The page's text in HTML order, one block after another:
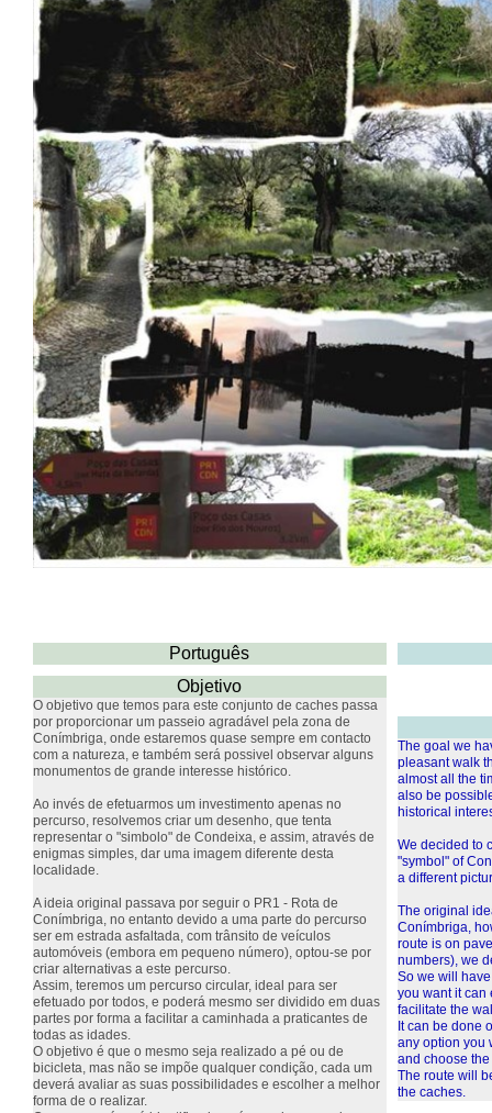
Português
Objetivo
O objetivo que temos para este conjunto de caches passa
por proporcionar um passeio agradável pela zona de
Conímbriga, onde estaremos quase sempre em contacto
com a natureza, e também será possivel observar alguns
monumentos de grande interesse histórico.
Ao invés de efetuarmos um investimento apenas no
percurso, resolvemos criar um desenho, que tenta
representar o "simbolo" de Condeixa, e assim, através de
enigmas simples, dar uma imagem diferente desta
localidade.
A ideia original passava por seguir o PR1 - Rota de
Conímbriga, no entanto devido a uma parte do percurso
ser em estrada asfaltada, com trânsito de veículos
automóveis (embora em pequeno número), optou-se por
criar alternativas a este percurso.
Assim, teremos um percurso circular, ideal para ser
efetuado por todos, e poderá mesmo ser dividido em duas
partes por forma a facilitar a caminhada a praticantes de
todas as idades.
O objetivo é que o mesmo seja realizado a pé ou de
bicicleta, mas não se impõe qualquer condição, cada um
deverá avaliar as suas possibilidades e escolher a melhor
forma de o realizar.
The goal we
pleasant walk
almost all the
also be
historical
We decided to
"symbol" of
a different
The original
Conímbriga,
route is on
numbers), we
So we will
you want it can
facilitate the
It can be done
any option you
and choose
The route will
the caches.